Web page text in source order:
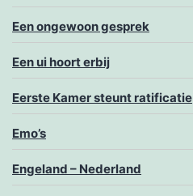
Een ongewoon gesprek
Een ui hoort erbij
Eerste Kamer steunt ratificatie
Emo’s
Engeland – Nederland